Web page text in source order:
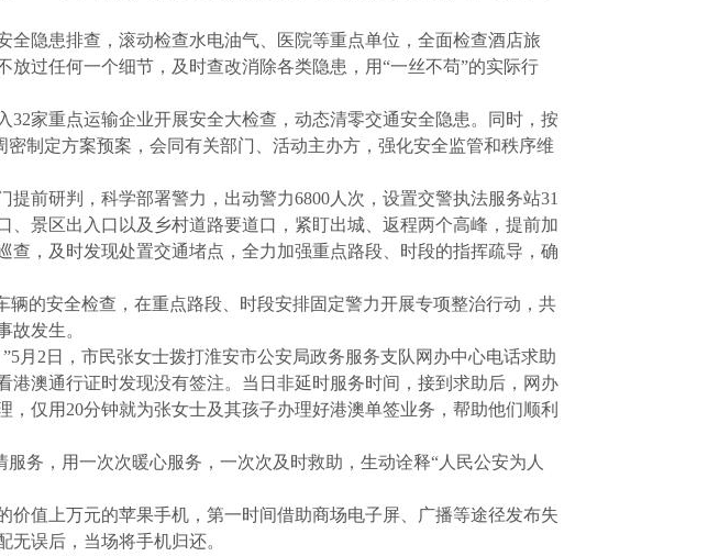
隐患排查，滚动检查水电油气、医院等重点单位，全面检查酒店旅
过任何一个细节，及时查改消除各类隐患，用“一丝不苟”的实际行
家重点运输企业开展安全大检查，动态清零交通安全隐患。同时，按
制定方案预案，会同有关部门、活动主办方，强化安全监管和秩序维
前研判，科学部署警力，出动警力6800人次，设置交警执法服务站31
景区出入口以及乡村道路要道口，紧盯出城、返程两个高峰，提前加
，及时发现处置交通堵点，全力加强重点路段、时段的指挥疏导，确
的安全检查，在重点路段、时段安排固定警力开展专项整治行动，共
故发生。
5月2日，市民张女士拨打淮安市公安局政务服务支队网办中心电话求助
澳通行证时发现没有签注。当日非延时服务时间，接到求助后，网办
仅用20分钟就为张女士及其孩子办理好港澳单签业务，帮助他们顺利
务，用一次次暖心服务，一次次及时救助，生动诠释“人民公安为人
值上万元的苹果手机，第一时间借助商场电子屏、广播等途径发布失
误后，当场将手机归还。